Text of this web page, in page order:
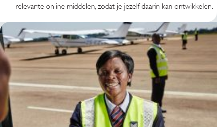
relevante online middelen, zodat je jezelf daarin kan ontwikkelen.